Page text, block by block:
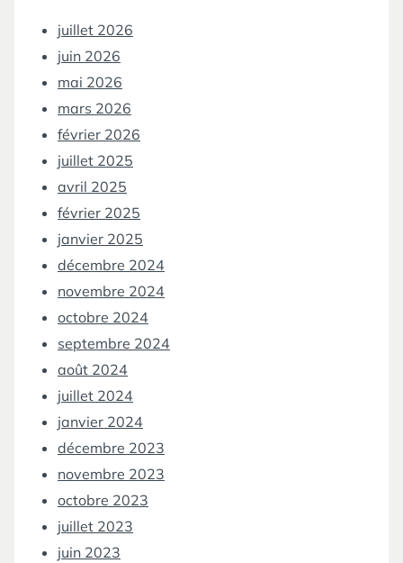
juillet 2026
juin 2026
mai 2026
mars 2026
février 2026
juillet 2025
avril 2025
février 2025
janvier 2025
décembre 2024
novembre 2024
octobre 2024
septembre 2024
août 2024
juillet 2024
janvier 2024
décembre 2023
novembre 2023
octobre 2023
juillet 2023
juin 2023